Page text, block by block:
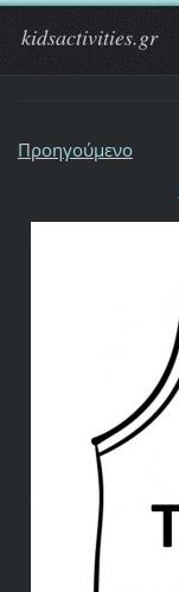
kidsactivities.gr
Προηγούμενο